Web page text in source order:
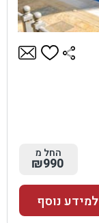
החל מ
₪990
למידע נוסף